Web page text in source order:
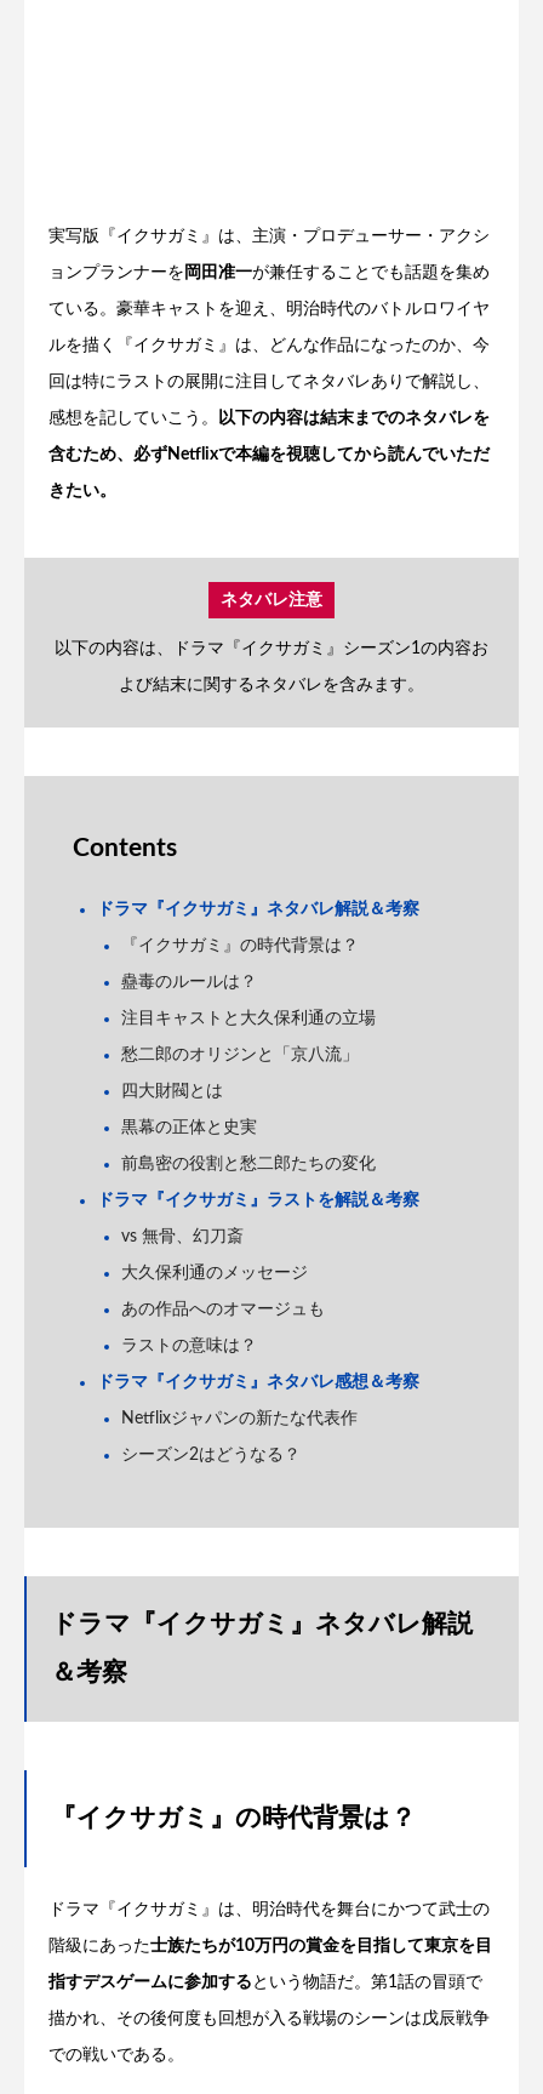
実写版『イクサガミ』は、主演・プロデューサー・アクシ
ョンプランナーを 岡田准一が兼任することでも話題を集め
ている。豪華キャストを迎え、明治時代のバトルロワイヤ
ルを描く『イクサガミ』は、どんな作品になったのか、今
回は特にラストの展開に注目してネタバレありで解説し、
感想を記していこう。 以下の内容は結末までのネタバレを
含むため、必ずNetflixで本編を視聴してから読んでいただ
きたい。
ネタバレ注意
以下の内容は、ドラマ『イクサガミ』シーズン1の内容お
よび結末に関するネタバレを含みます。
Contents
ドラマ『イクサガミ』ネタバレ解説＆考察
『イクサガミ』の時代背景は？
蠱毒のルールは？
注目キャストと大久保利通の立場
愁二郎のオリジンと「京八流」
四大財閥とは
黒幕の正体と史実
前島密の役割と愁二郎たちの変化
ドラマ『イクサガミ』ラストを解説＆考察
vs 無骨、幻刀斎
大久保利通のメッセージ
あの作品へのオマージュも
ラストの意味は？
ドラマ『イクサガミ』ネタバレ感想＆考察
Netflixジャパンの新たな代表作
シーズン2はどうなる？
ドラマ『イクサガミ』ネタバレ解説
＆考察
『イクサガミ』の時代背景は？
ドラマ『イクサガミ』は、明治時代を舞台にかつて武士の
階級にあった士族たちが10万円の賞金を目指して東京を目
指すデスゲームに参加する という物語だ。第1話の冒頭で
描かれ、その後何度も回想が入る戦場のシーンは戊辰戦争
での戦いである。